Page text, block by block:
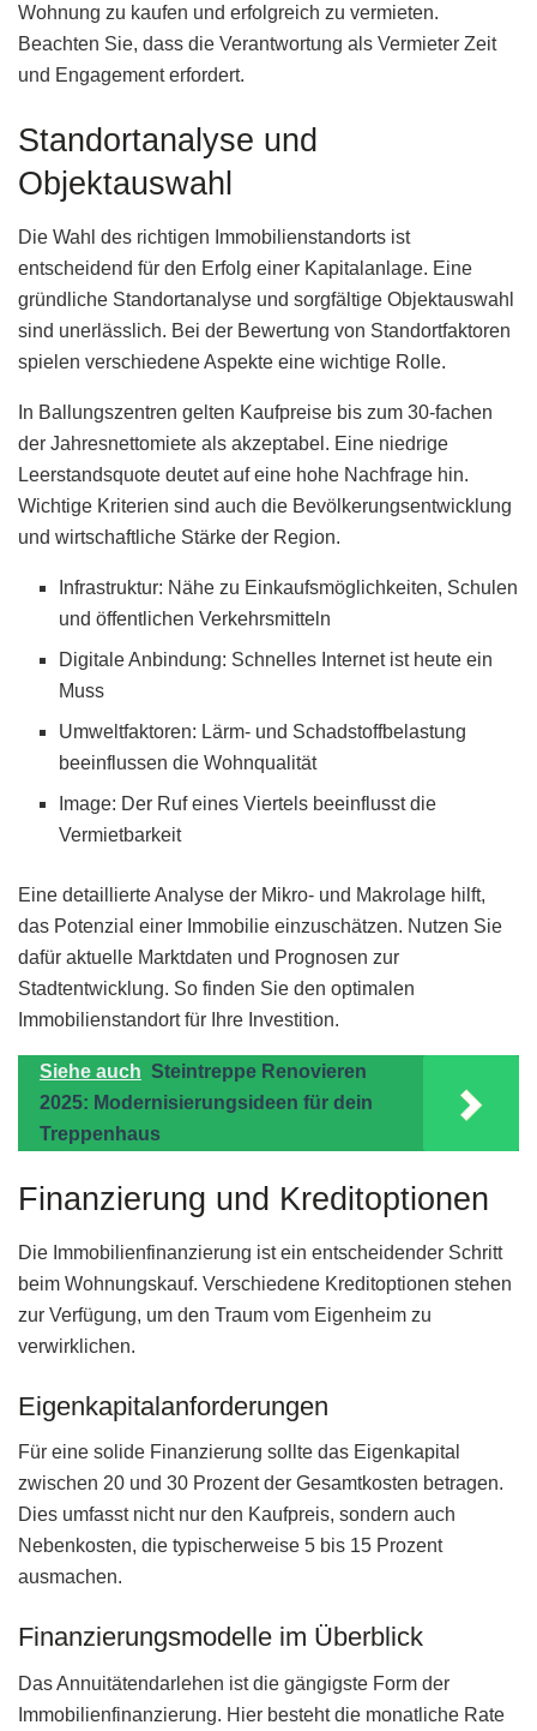
Wohnung zu kaufen und erfolgreich zu vermieten.
Beachten Sie, dass die Verantwortung als Vermieter Zeit
und Engagement erfordert.
Standortanalyse und
Objektauswahl
Die Wahl des richtigen Immobilienstandorts ist
entscheidend für den Erfolg einer Kapitalanlage. Eine
gründliche Standortanalyse und sorgfältige Objektauswahl
sind unerlässlich. Bei der Bewertung von Standortfaktoren
spielen verschiedene Aspekte eine wichtige Rolle.
In Ballungszentren gelten Kaufpreise bis zum 30-fachen
der Jahresnettomiete als akzeptabel. Eine niedrige
Leerstandsquote deutet auf eine hohe Nachfrage hin.
Wichtige Kriterien sind auch die Bevölkerungsentwicklung
und wirtschaftliche Stärke der Region.
Infrastruktur: Nähe zu Einkaufsmöglichkeiten, Schulen
und öffentlichen Verkehrsmitteln
Digitale Anbindung: Schnelles Internet ist heute ein
Muss
Umweltfaktoren: Lärm- und Schadstoffbelastung
beeinflussen die Wohnqualität
Image: Der Ruf eines Viertels beeinflusst die
Vermietbarkeit
Eine detaillierte Analyse der Mikro- und Makrolage hilft,
das Potenzial einer Immobilie einzuschätzen. Nutzen Sie
dafür aktuelle Marktdaten und Prognosen zur
Stadtentwicklung. So finden Sie den optimalen
Immobilienstandort für Ihre Investition.
Siehe auch Steintreppe Renovieren
2025: Modernisierungsideen für dein
Treppenhaus
Finanzierung und Kreditoptionen
Die Immobilienfinanzierung ist ein entscheidender Schritt
beim Wohnungskauf. Verschiedene Kreditoptionen stehen
zur Verfügung, um den Traum vom Eigenheim zu
verwirklichen.
Eigenkapitalanforderungen
Für eine solide Finanzierung sollte das Eigenkapital
zwischen 20 und 30 Prozent der Gesamtkosten betragen.
Dies umfasst nicht nur den Kaufpreis, sondern auch
Nebenkosten, die typischerweise 5 bis 15 Prozent
ausmachen.
Finanzierungsmodelle im Überblick
Das Annuitätendarlehen ist die gängigste Form der
Immobilienfinanzierung. Hier besteht die monatliche Rate